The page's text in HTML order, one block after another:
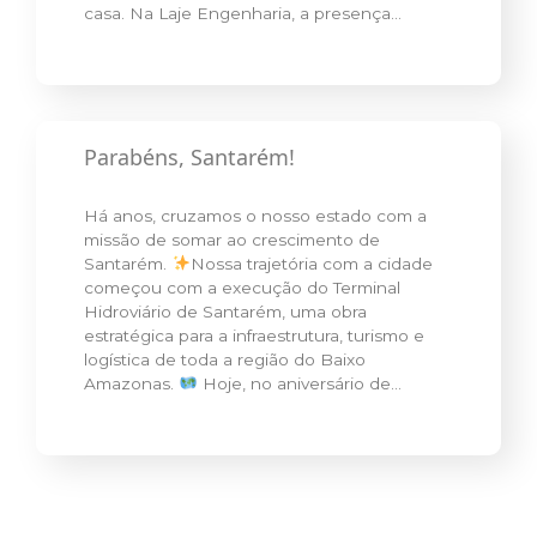
casa. Na Laje Engenharia, a presença…
Parabéns, Santarém!
Há anos, cruzamos o nosso estado com a
missão de somar ao crescimento de
Santarém.
Nossa trajetória com a cidade
começou com a execução do Terminal
Hidroviário de Santarém, uma obra
estratégica para a infraestrutura, turismo e
logística de toda a região do Baixo
Amazonas.
Hoje, no aniversário de…